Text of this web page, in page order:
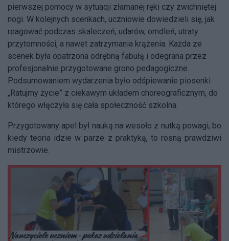
pierwszej pomocy w sytuacji złamanej ręki czy zwichniętej
nogi. W kolejnych scenkach, uczniowie dowiedzieli się, jak
reagować podczas skaleczeń, udarów, omdleń, utraty
przytomności, a nawet zatrzymania krążenia. Każda ze
scenek była opatrzona odrębną fabułą i odegrana przez
profesjonalnie przygotowane grono pedagogiczne.
Podsumowaniem wydarzenia było odśpiewanie piosenki
„Ratujmy życie” z ciekawym układem choreograficznym, do
którego włączyła się cała społeczność szkolna.
Przygotowany apel był nauką na wesoło z nutką powagi, bo
kiedy teoria idzie w parze z praktyką, to rosną prawdziwi
mistrzowie.